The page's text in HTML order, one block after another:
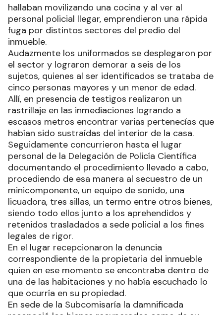
En un rápido despliegue policial detuvieron a seis
personas y recuperaron pertenencias que fueron
sustraídas de un inmueble del barrio Primero de
Mayo de la ciudad de Clorinda.
El hecho se registró alrededor de las 6.30 horas
del miércoles, cuando solicitaron presencia
policial a la línea de emergencias por un presunto
hecho contra la propiedad que se suscitaba en
un inmueble de la manzana 108 del barrio Primero
de Mayo de la ciudad de Clorinda.
En forma inmediata efectivos de la Subcomisaría
concurrieron hasta el sitio referido donde
constataron la presencia de varios sujetos
dentro del recinto, en el cual dos de ellos se
hallaban movilizando una cocina y al ver al
personal policial llegar, emprendieron una rápida
fuga por distintos sectores del predio del
inmueble.
Audazmente los uniformados se desplegaron por
el sector y lograron demorar a seis de los
sujetos, quienes al ser identificados se trataba de
cinco personas mayores y un menor de edad.
Allí, en presencia de testigos realizaron un
rastrillaje en las inmediaciones logrando a
escasos metros encontrar varias pertenecías que
habían sido sustraídas del interior de la casa.
Seguidamente concurrieron hasta el lugar